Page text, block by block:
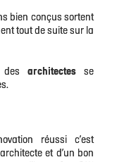
bien conçus sortent
tout de suite sur la
des architectes se
réussi c’est
et d’un bon